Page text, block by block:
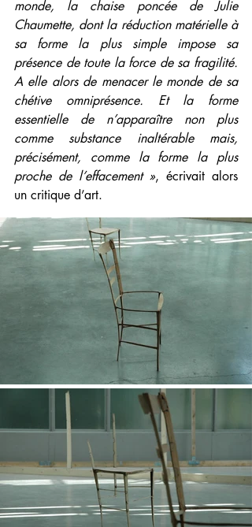
monde, la chaise poncée de Julie
Chaumette, dont la réduction matérielle à
sa forme la plus simple impose sa
présence de toute la force de sa fragilité.
A elle alors de menacer le monde de sa
chétive omniprésence. Et la forme
essentielle de n’apparaître non plus
comme substance inaltérable mais,
précisément, comme la forme la plus
proche de l’effacement », écrivait alors
un critique d’art.